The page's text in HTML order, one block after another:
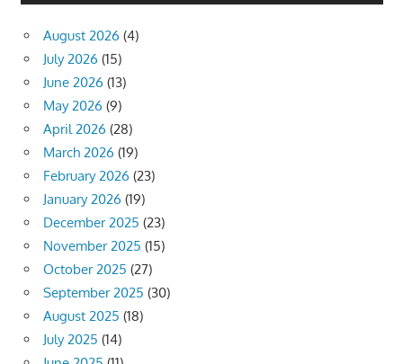
August 2026 (4)
July 2026 (15)
June 2026 (13)
May 2026 (9)
April 2026 (28)
March 2026 (19)
February 2026 (23)
January 2026 (19)
December 2025 (23)
November 2025 (15)
October 2025 (27)
September 2025 (30)
August 2025 (18)
July 2025 (14)